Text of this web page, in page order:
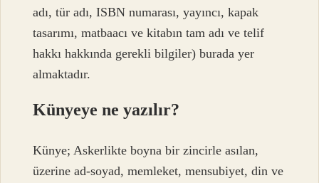
adı, tür adı, ISBN numarası, yayıncı, kapak
tasarımı, matbaacı ve kitabın tam adı ve telif
hakkı hakkında gerekli bilgiler) burada yer
almaktadır.
Künyeye ne yazılır?
Künye; Askerlikte boyna bir zincirle asılan,
üzerine ad-soyad, memleket, mensubiyet, din ve